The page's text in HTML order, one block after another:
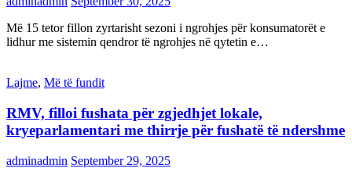
Më 15 tetor fillon zyrtarisht sezoni i ngrohjes për konsumatorët e
lidhur me sistemin qendror të ngrohjes në qytetin e…
Lajme, Më të fundit
RMV, filloi fushata për zgjedhjet lokale,
kryeparlamentari me thirrje për fushatë të ndershme
adminadmin September 29, 2025